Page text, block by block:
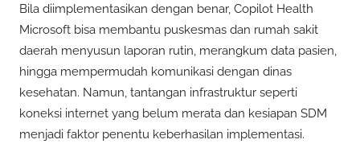
Bila diimplementasikan dengan benar, Copilot Health
Microsoft bisa membantu puskesmas dan rumah sakit
daerah menyusun laporan rutin, merangkum data pasien,
hingga mempermudah komunikasi dengan dinas
kesehatan. Namun, tantangan infrastruktur seperti
koneksi internet yang belum merata dan kesiapan SDM
menjadi faktor penentu keberhasilan implementasi.